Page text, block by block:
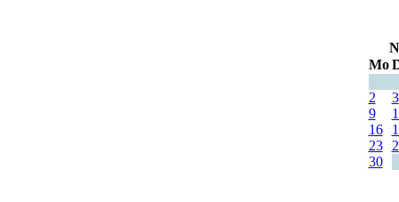
Mo
2
3
9
16
23
30